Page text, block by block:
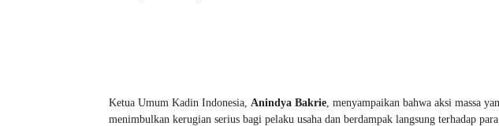
Ketua Umum Kadin Indonesia, Anindya Bakrie, menyampaikan bahwa aksi massa
menimbulkan kerugian serius bagi pelaku usaha dan berdampak langsung terhadap